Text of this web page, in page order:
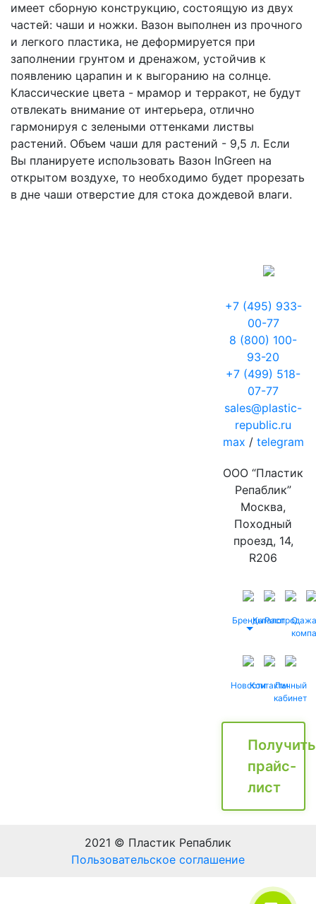
имеет сборную конструкцию, состоящую из двух
частей: чаши и ножки. Вазон выполнен из прочного
и легкого пластика, не деформируется при
заполнении грунтом и дренажом, устойчив к
появлению царапин и к выгоранию на солнце.
Классические цвета - мрамор и терракот, не будут
отвлекать внимание от интерьера, отлично
гармонируя с зелеными оттенками листвы
растений. Объем чаши для растений - 9,5 л. Если
Вы планируете использовать Вазон InGreen на
открытом воздухе, то необходимо будет прорезать
в дне чаши отверстие для стока дождевой влаги.
+7 (495) 933-
00-77
8 (800) 100-
93-20
+7 (499) 518-
07-77
sales@plastic-
republic.ru
max / telegram
ООО “Пластик
Репаблик”
Москва,
Походный
проезд, 14,
R206
БрендыКаталог
Распродажа
О
НовостиКонтактыЛичный
кабинет
Получить
прайс-
лист
2021 © Пластик Репаблик
Пользовательское соглашение